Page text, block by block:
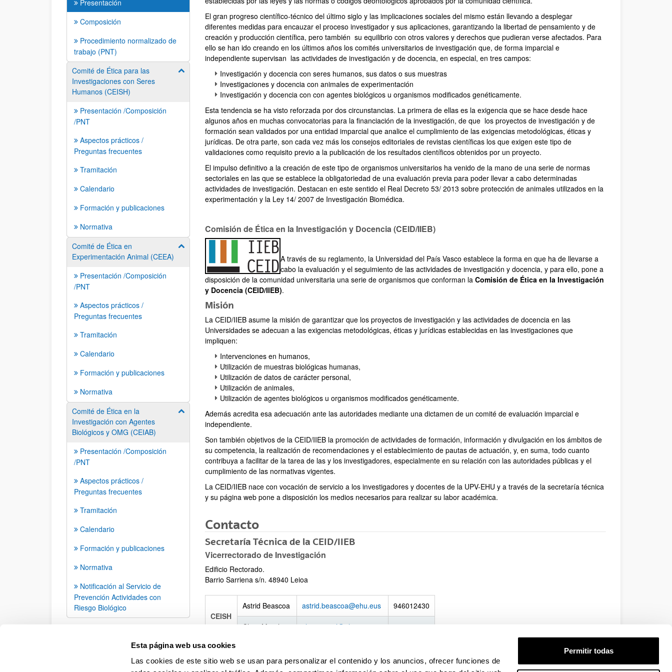
Esta página web usa cookies
Las cookies de este sitio web se usan para personalizar el contenido y los anuncios, ofrecer funciones de
Permitir todas
Presentación
Composición
Procedimiento normalizado de
trabajo (PNT)
Comité de Ética para las
Investigaciones con Seres
Humanos (CEISH)
Mostrar/ocultar subpáginas
Presentación /Composición
/PNT
Aspectos prácticos /
Preguntas frecuentes
Tramitación
Calendario
Formación y publicaciones
Normativa
Comité de Ética en
Experimentación Animal (CEEA)
Mostrar/ocultar subpáginas
Presentación /Composición
/PNT
Aspectos prácticos /
Preguntas frecuentes
Tramitación
Calendario
Formación y publicaciones
Normativa
Comité de Ética en la
Investigación con Agentes
Biológicos y OMG (CEIAB)
Mostrar/ocultar subpáginas
Presentación /Composición
/PNT
Aspectos prácticos /
Preguntas frecuentes
Tramitación
Calendario
Formación y publicaciones
Normativa
Notificación al Servicio de
Prevención Actividades con
Riesgo Biológico
El gran progreso científico-técnico del último siglo y las implicaciones sociales del mismo están llevando a desplegar
diferentes medidas para encauzar el proceso investigador y sus aplicaciones, garantizando la libertad de pensamiento y de
creación y producción científica, pero también su equilibrio con otros valores y derechos que pudieran verse afectados. Para
ello se han ido creando en los últimos años los comités universitarios de investigación que, de forma imparcial e
independiente supervisan las actividades de investigación y de docencia, en especial, en tres campos:
Investigación y docencia con seres humanos, sus datos o sus muestras
Investigaciones y docencia con animales de experimentación
Investigación y docencia con con agentes biológicos u organismos modificados genéticamente.
Esta tendencia se ha visto reforzada por dos circunstancias. La primera de ellas es la exigencia que se hace desde hace
algunos años en muchas convocatorias para la financiación de la investigación, de que los proyectos de investigación y de
formación sean validados por una entidad imparcial que analice el cumplimiento de las exigencias metodológicas, éticas y
jurídicas. De otra parte, son cada vez más los consejos editoriales de revistas científicas los que exigen este tipo de
validaciones como requisito previo a la publicación de los resultados científicos obtenidos por un proyecto.
El impulso definitivo a la creación de este tipo de organismos universitarios ha venido de la mano de una serie de normas
sectoriales en las que se establece la obligatoriedad de una evaluación previa para poder llevar a cabo determinadas
actividades de investigación. Destacan en este sentido el Real Decreto 53/ 2013 sobre protección de animales utilizados en la
experimentación y la Ley 14/ 2007 de Investigación Biomédica.
Comisión de Ética en la Investigación y Docencia (CEID/IIEB)
A través de su reglamento, la Universidad del País Vasco establece la forma en que ha de llevarse a
cabo la evaluación y el seguimiento de las actividades de investigación y docencia, y para ello, pone a
disposición de la comunidad universitaria una serie de organismos que conforman la Comisión de Ética en la Investigación
y Docencia (CEID/IIEB).
Misión
La CEID/IIEB asume la misión de garantizar que los proyectos de investigación y las actividades de docencia en las
Universidades se adecuan a las exigencias metodológicas, éticas y jurídicas establecidas en las investigaciones que
impliquen:
Intervenciones en humanos,
Utilización de muestras biológicas humanas,
Utilización de datos de carácter personal,
Utilización de animales,
Utilización de agentes biológicos u organismos modificados genéticamente.
Además acredita esa adecuación ante las autoridades mediante una dictamen de un comité de evaluación imparcial e
independiente.
Son también objetivos de la CEID/IIEB la promoción de actividades de formación, información y divulgación en los ámbitos de
su competencia, la realización de recomendaciones y el establecimiento de pautas de actuación, y, en suma, todo cuanto
contribuya a facilitar de la tarea de las y los investigadores, especialmente en su relación con las autoridades públicas y el
cumplimiento de las normativas vigentes.
La CEID/IIEB nace con vocación de servicio a los investigadores y docentes de la UPV-EHU y a través de la secretaría técnica
y su página web pone a disposición los medios necesarios para realizar su labor académica.
Contacto
Secretarí­­a Técnica de la CEID/IIEB
Vicerrectorado de Investigación
Edificio Rectorado.
Barrio Sarriena s/n. 48940 Leioa
CEISH
Astrid Beascoa astrid.beascoa@ehu.eus 946012430
Clara Moral clara.moral@ehu.eus 946012213
CEEA
CEIAB Maria Blazquez maria.blazquez@ehu.eus 946013193